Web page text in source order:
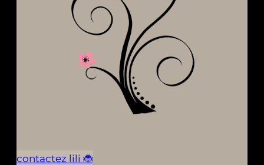
contactez lili 🐞